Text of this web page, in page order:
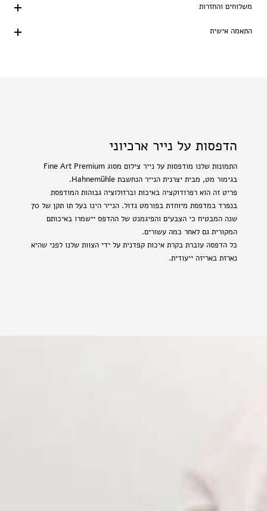
משלוחים והחזרות
התאמה אישית
הדפסות על נייר ארכיוני
התמונות שלנו מודפסות על נייר צילום מסוג Fine Art Premium
בגימור מט, מבית יצרנית הנייר הנחשבת Hahnemühle.
פריט זה הוא רפרודוקציה באיכות וברזולוציה גבוהות המודפסת
בנפרד במדפסת מיוחדת בפורמט גדול. הנייר הינו בעל תו תקן של 70
שנה המבטיח כי הצבעים והפיגמנט של ההדפס יישמרו באיכותם
המקורית גם לאחר כמה עשורים.
כל הדפסה עוברת בקרת איכות קפדנית על ידי הצוות שלנו לפני שהיא
נארזת באריזה ייעודית.